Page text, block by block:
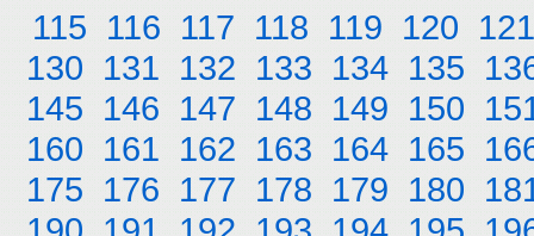
115 116 117 118 119 120 121
130 131 132 133 134 135
145 146 147 148 149 150
160 161 162 163 164 165
175 176 177 178 179 180